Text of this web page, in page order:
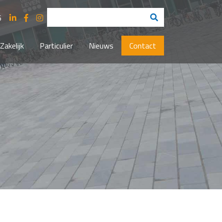
Zakelijk Particulier Nieuws Contact